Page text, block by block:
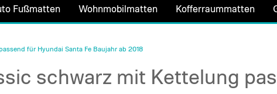
Fußmatten Wohnmobilmatten Kofferraummatten
für Hyundai Santa Fe Baujahr ab 2018
schwarz mit Kettelung